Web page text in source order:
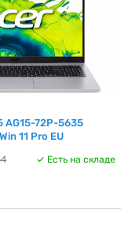
AG15-72P-5635
11 Pro EU
Есть на складе